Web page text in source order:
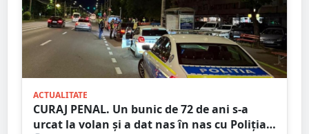
ACTUALITATE
CURAJ PENAL. Un bunic de 72 de ani s-a
urcat la volan și a dat nas în nas cu Poliția